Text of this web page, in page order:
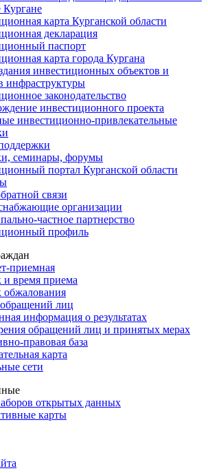
Кургане
карта Курганской области
декларация
паспорт
карта города Кургана
инвестиционных объектов и
инфраструктуры
законодательство
инвестиционного проекта
инвестиционно-привлекательные
семинары, форумы
портал Курганской области
связи
организации
частное партнерство
профиль
приемная
и время приема
обжалования
лиц
информация о результатах
обращений лиц и принятых мерах
правовая база
карта
сети
открытых данных
карты